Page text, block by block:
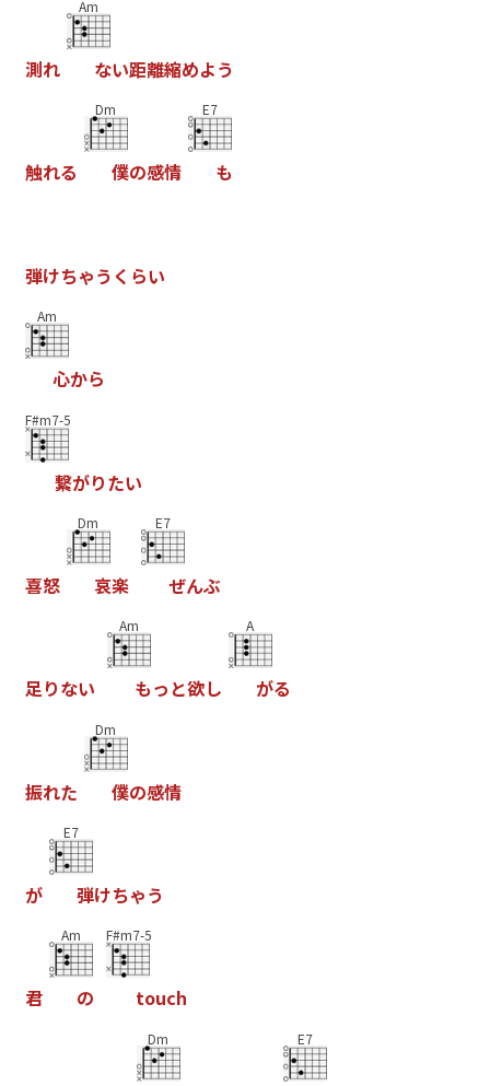
測れ
Am
ない距離縮めよう
触れる
Dm
僕の感情
E7
も
弾けちゃう く らい
Am
心から
F#m7-5
繋がりたい
喜怒
Dm
哀楽
E7
ぜんぶ
足りない
Am
もっ と欲し
A
がる
振れた
Dm
僕の感情
が
E7
弾けちゃう
君
Am
の
F#m7-5
touch
Dm E7